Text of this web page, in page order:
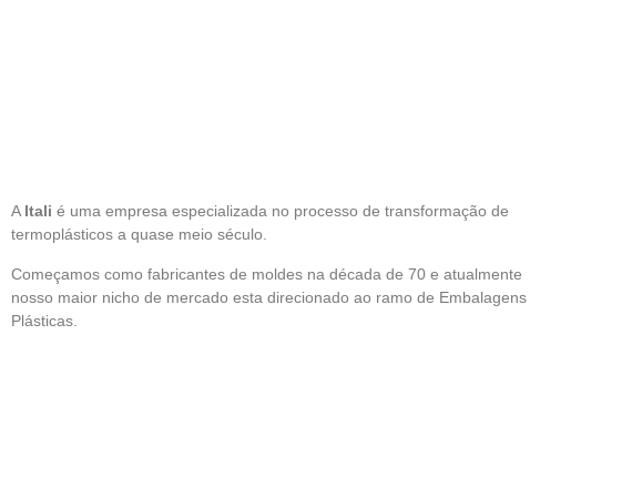
A Itali é uma empresa especializada no processo de transformação de
termoplásticos a quase meio século.
Começamos como fabricantes de moldes na década de 70 e atualmente
nosso maior nicho de mercado esta direcionado ao ramo de Embalagens
Plásticas.